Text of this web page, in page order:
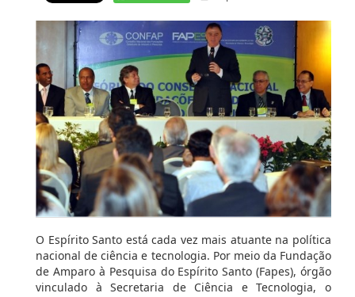
O Espírito Santo está cada vez mais atuante na política
nacional de ciência e tecnologia. Por meio da Fundação
de Amparo à Pesquisa do Espírito Santo (Fapes), órgão
vinculado à Secretaria de Ciência e Tecnologia, o